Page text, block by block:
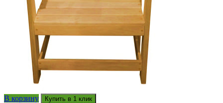
В корзину Купить в 1 клик